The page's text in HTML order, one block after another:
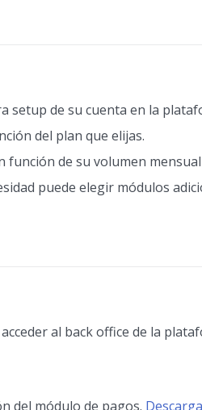
setup de su cuenta en la
del plan que elijas.
de su volumen
puede elegir módulos
al back office de la
del módulo de pagos.